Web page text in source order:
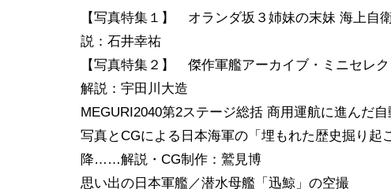
【写真特集１】 オランダ坂３姉妹の末妹 海上
説：石井幸祐
【写真特集２】 傑作軍艦アーカイブ・ミニセレ
解説：宇田川大造
MEGURI2040第2ステージ総括 商用運航に進んだ
写真とCGによる日本海軍の「埋もれた歴史掘り
降……解説・CG制作：鷲見博
思い出の日本軍艦／潜水母艦「迅鯨」の空撮